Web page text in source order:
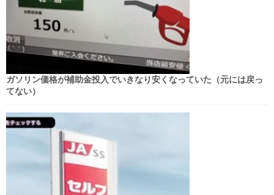
ガソリン価格が補助金投入でいきなり安くなっていた（元には戻っ
てない）